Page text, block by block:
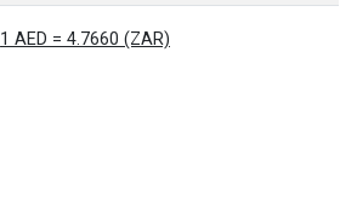
1 AED = 4.7660 (ZAR)